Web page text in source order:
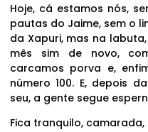
Hoje, cá estamos nós,
pautas do Jaime, sem o
da Xapuri, mas na
mês sim de novo,
carcamos porva e,
número 100. E, depois
seu, a gente segue
Fica tranquilo,